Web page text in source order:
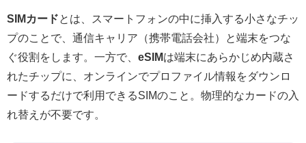
SIMカード とは、スマートフォンの中に挿入する小さなチッ
プのことで、通信キャリア（携帯電話会社）と端末をつな
ぐ役割をします。一方で、 eSIMは端末にあらかじめ内蔵さ
れたチップに、オンラインでプロファイル情報をダウンロ
ードするだけで利用できるSIMのこと。物理的なカードの入
れ替えが不要です。